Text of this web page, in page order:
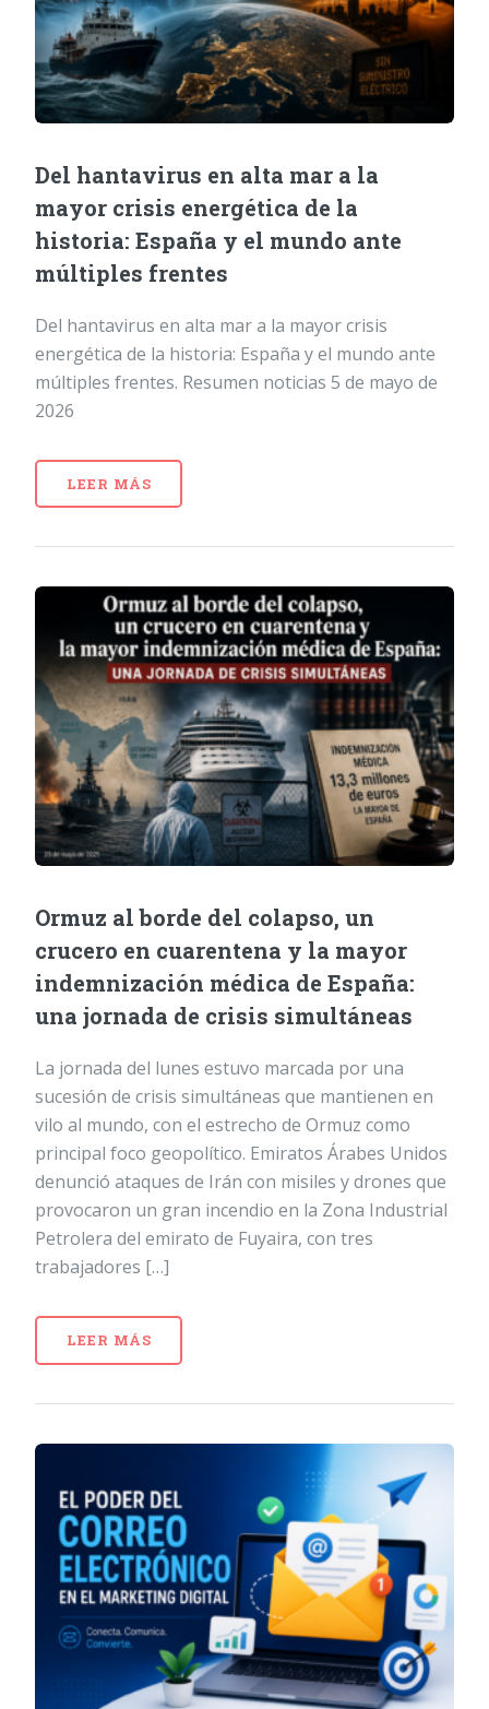
Del hantavirus en alta mar a la
mayor crisis energética de la
historia: España y el mundo ante
múltiples frentes
Del hantavirus en alta mar a la mayor crisis
energética de la historia: España y el mundo ante
múltiples frentes. Resumen noticias 5 de mayo de
2026
LEER MÁS
Ormuz al borde del colapso, un
crucero en cuarentena y la mayor
indemnización médica de España:
una jornada de crisis simultáneas
La jornada del lunes estuvo marcada por una
sucesión de crisis simultáneas que mantienen en
vilo al mundo, con el estrecho de Ormuz como
principal foco geopolítico. Emiratos Árabes Unidos
denunció ataques de Irán con misiles y drones que
provocaron un gran incendio en la Zona Industrial
Petrolera del emirato de Fuyaira, con tres
trabajadores […]
LEER MÁS